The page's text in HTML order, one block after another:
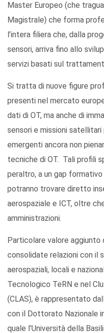
Master Europeo (che
Magistrale) che forma
l’intera filiera che, dalla
sensori, arriva fino allo
servizi basati sul
Si tratta di nuove figure
presenti nel mercato
dati di OT, ma anche di
sensori e missioni
emergenti ancora non
tecniche di OT. Tali profili
peraltro, a un gap
potranno trovare diretto
aerospaziale e ICT, oltre
amministrazioni.
Particolare valore
consolidate relazioni con il
aerospaziali, locali e
Tecnologico TeRN e nel
(CLAS), è rappresentato
con il Dottorato Nazionale
quale l’Università della